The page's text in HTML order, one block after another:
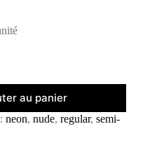
au panier
neon, nude, regular, semi-